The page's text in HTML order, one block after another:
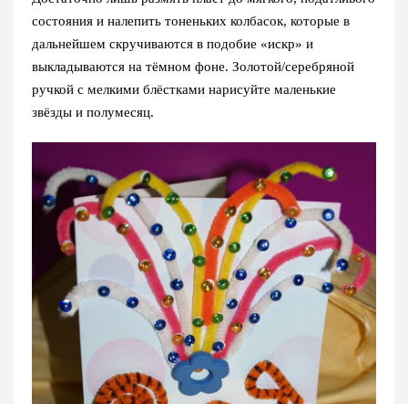
состояния и налепить тоненьких колбасок, которые в
дальнейшем скручиваются в подобие «искр» и
выкладываются на тёмном фоне. Золотой/серебряной
ручкой с мелкими блёстками нарисуйте маленькие
звёзды и полумесяц.